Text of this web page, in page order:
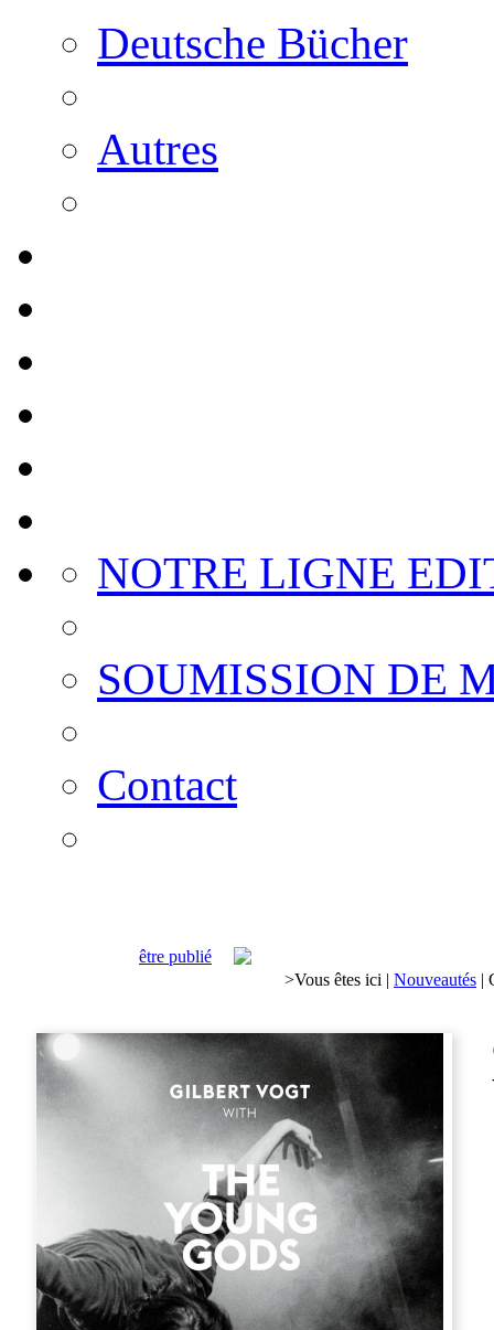
Deutsche Bücher
Autres
NOTRE LIGNE
SOUMISSION DE
Contact
être publié
>Vous êtes ici | Nouveautés |